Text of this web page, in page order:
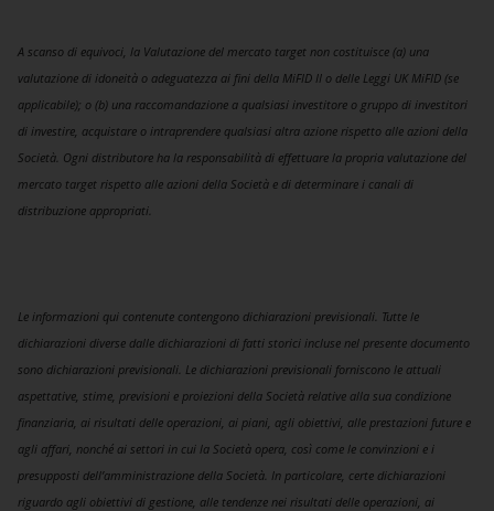
A scanso di equivoci, la Valutazione del mercato target non costituisce (a) una
valutazione di idoneità o adeguatezza ai fini della MiFID II o delle Leggi UK MiFID (se
applicabile); o (b) una raccomandazione a qualsiasi investitore o gruppo di investitori
di investire, acquistare o intraprendere qualsiasi altra azione rispetto alle azioni della
Società. Ogni distributore ha la responsabilità di effettuare la propria valutazione del
mercato target rispetto alle azioni della Società e di determinare i canali di
distribuzione appropriati.
Le informazioni qui contenute contengono dichiarazioni previsionali. Tutte le
dichiarazioni diverse dalle dichiarazioni di fatti storici incluse nel presente documento
sono dichiarazioni previsionali. Le dichiarazioni previsionali forniscono le attuali
aspettative, stime, previsioni e proiezioni della Società relative alla sua condizione
finanziaria, ai risultati delle operazioni, ai piani, agli obiettivi, alle prestazioni future e
agli affari, nonché ai settori in cui la Società opera, così come le convinzioni e i
presupposti dell’amministrazione della Società. In particolare, certe dichiarazioni
riguardo agli obiettivi di gestione, alle tendenze nei risultati delle operazioni, ai